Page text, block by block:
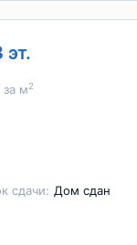
эт.
м2
сдачи: Дом сдан